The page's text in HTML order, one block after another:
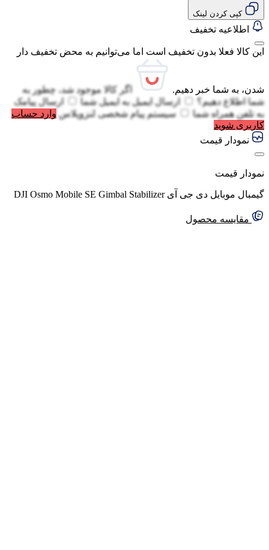
کپی کردن لینک
اطلاعیه تخفیف
این کالا فعلا بدون تخفیف است اما می‌توانیم به محض تخفیف دار
شدن، به شما خبر دهیم.
اگر کالا موجود شد، چطور به
شما اطلاع دهیم؟
ارسال ایمیل به ایمیل شما
ارسال پیامک
به تلفن همراه شما سیستم پیام شخصی لنزوپلاس وارد حساب
کاربری شوید
نمودار قیمت
نمودار قیمت
گیمبال موبایل دی جی آی DJI Osmo Mobile SE Gimbal Stabilizer
مقایسه محصول